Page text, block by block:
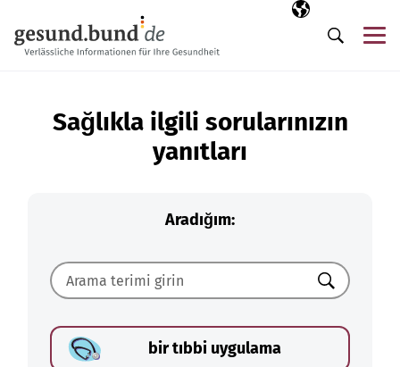
Seçili dil
TR
Arama
Sağlıkla ilgili sorularınızın
yanıtları
Aradığım:
Ara
bir tıbbi uygulama